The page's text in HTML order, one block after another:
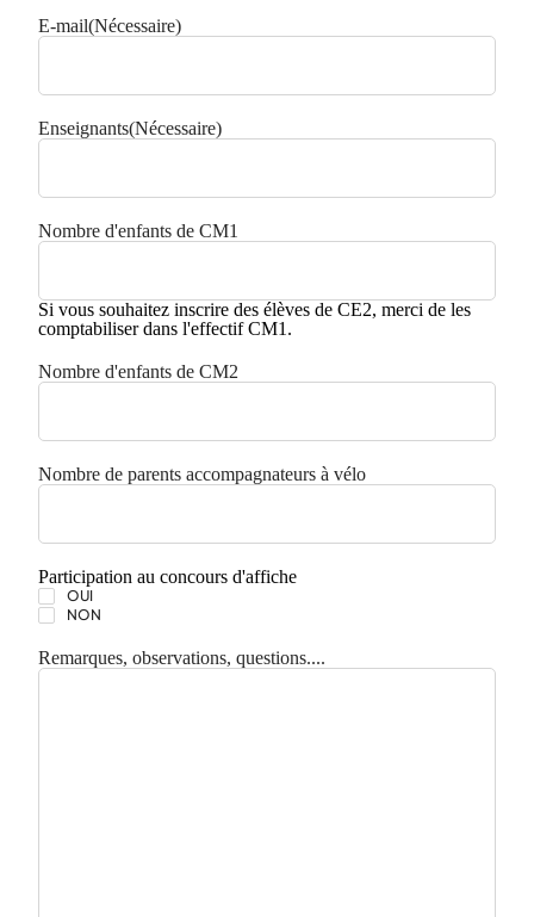
E-mail(Nécessaire)
Enseignants(Nécessaire)
Nombre d'enfants de CM1
Si vous souhaitez inscrire des élèves de CE2, merci de les
comptabiliser dans l'effectif CM1.
Nombre d'enfants de CM2
Nombre de parents accompagnateurs à vélo
Participation au concours d'affiche
OUI
NON
Remarques, observations, questions....